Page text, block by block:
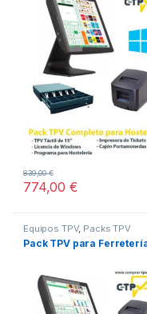
774,00€
839,00€
Equipos TPV, Packs TPV
Pack TPV para